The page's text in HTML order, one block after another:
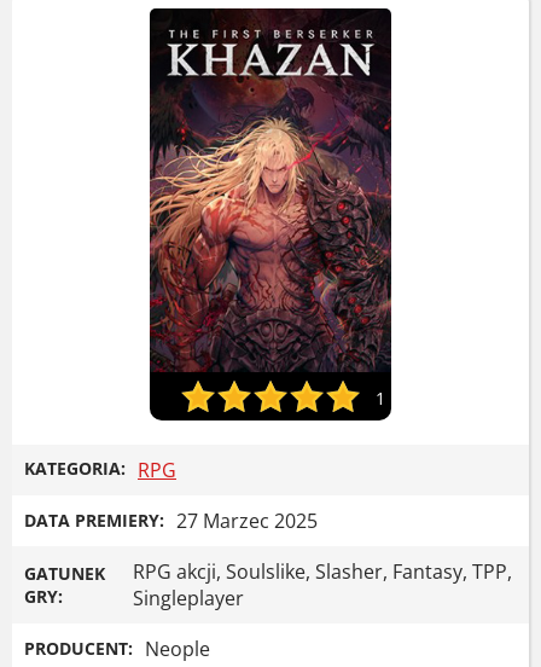
1
KATEGORIA: RPG
DATA PREMIERY: 27 Marzec 2025
GATUNEK
GRY:
RPG akcji, Soulslike, Slasher, Fantasy, TPP,
Singleplayer
PRODUCENT: Neople